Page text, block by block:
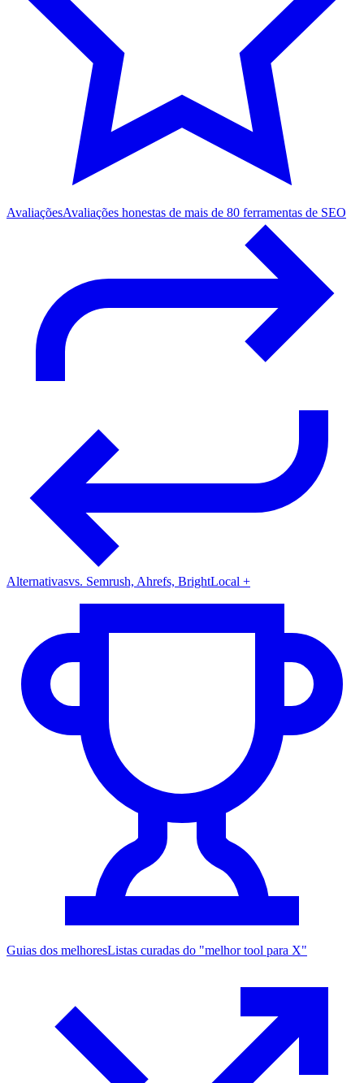
AvaliaçõesAvaliações honestas de mais de 80 ferramentas de SEO
Alternativasvs. Semrush, Ahrefs, BrightLocal +
Guias dos melhoresListas curadas do "melhor tool para X"